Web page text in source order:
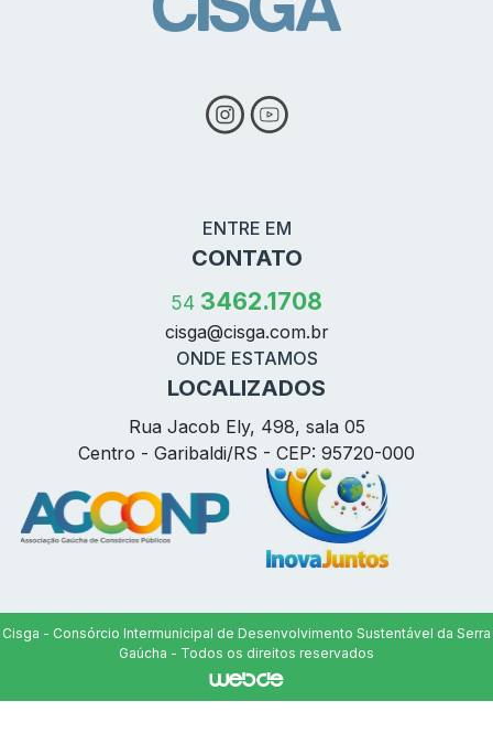
ENTRE EM
CONTATO
54 3462.1708
cisga@cisga.com.br
ONDE ESTAMOS
LOCALIZADOS
Rua Jacob Ely, 498, sala 05
Centro - Garibaldi/RS - CEP: 95720-000
Cisga - Consórcio Intermunicipal de Desenvolvimento Sustentável da Serra
Gaúcha - Todos os direitos reservados